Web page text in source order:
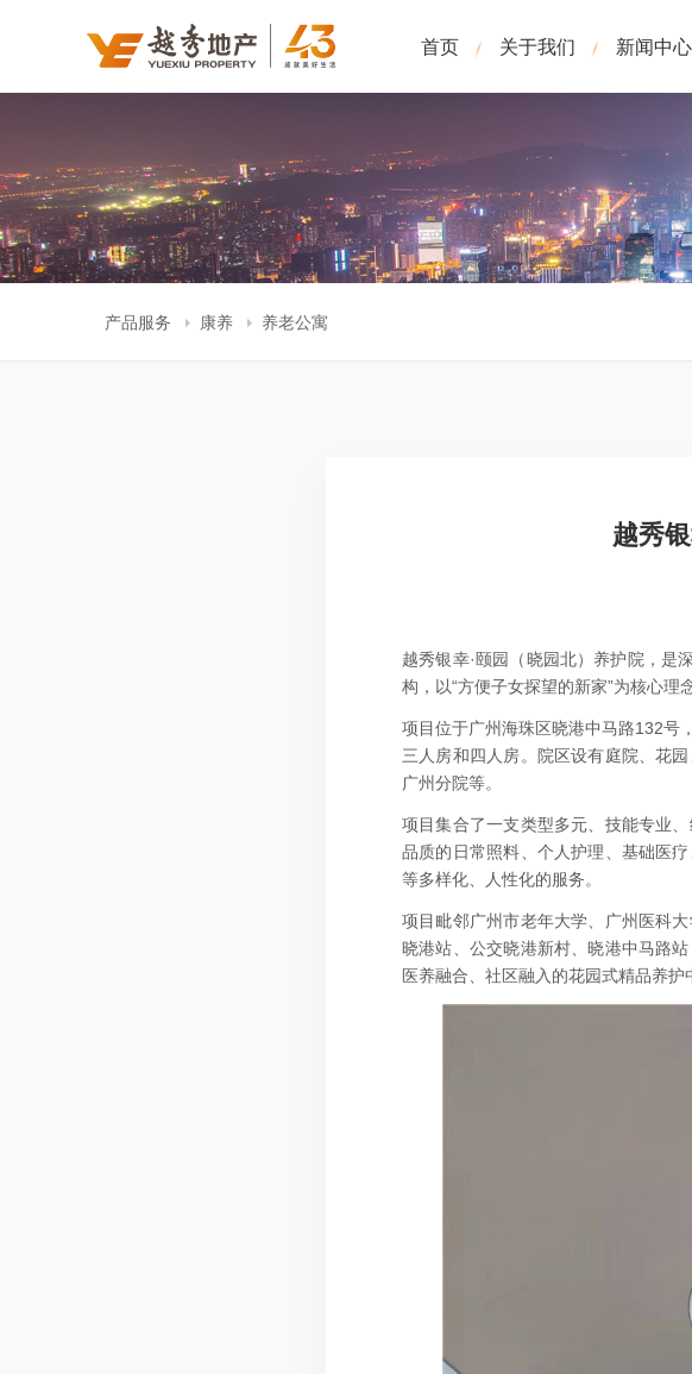
首页 关于我们 新闻中心
产品服务 康养 养老公寓
越秀
越秀银幸·颐园（晓园北）养护院，是
构，以“方便子女探望的新家”为核心理
项目位于广州海珠区晓港中马路132号
三人房和四人房。院区设有庭院、花
广州分院等。
项目集合了一支类型多元、技能专业
品质的日常照料、个人护理、基础医
等多样化、人性化的服务。
项目毗邻广州市老年大学、广州医科
晓港站、公交晓港新村、晓港中马路
医养融合、社区融入的花园式精品养护